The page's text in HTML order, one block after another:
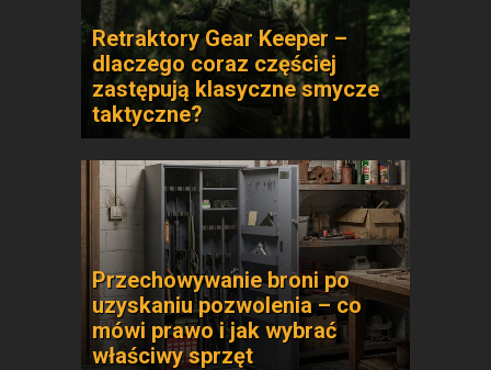
Retraktory Gear Keeper –
dlaczego coraz częściej
zastępują klasyczne smycze
taktyczne?
Przechowywanie broni po
uzyskaniu pozwolenia – co
mówi prawo i jak wybrać
właściwy sprzęt